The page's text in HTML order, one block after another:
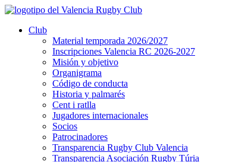
Ir
contenido
Club
Material temporada 2026/2027
Inscripciones Valencia RC 2026-2027
Misión y objetivo
Organigrama
Código de conducta
Historia y palmarés
Cent i ratlla
Jugadores internacionales
Socios
Patrocinadores
Transparencia Rugby Club Valencia
Transparencia Asociación Rugby Túria